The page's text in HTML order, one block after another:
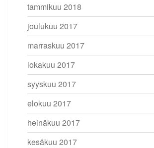
tammikuu 2018
joulukuu 2017
marraskuu 2017
lokakuu 2017
syyskuu 2017
elokuu 2017
heinäkuu 2017
kesäkuu 2017